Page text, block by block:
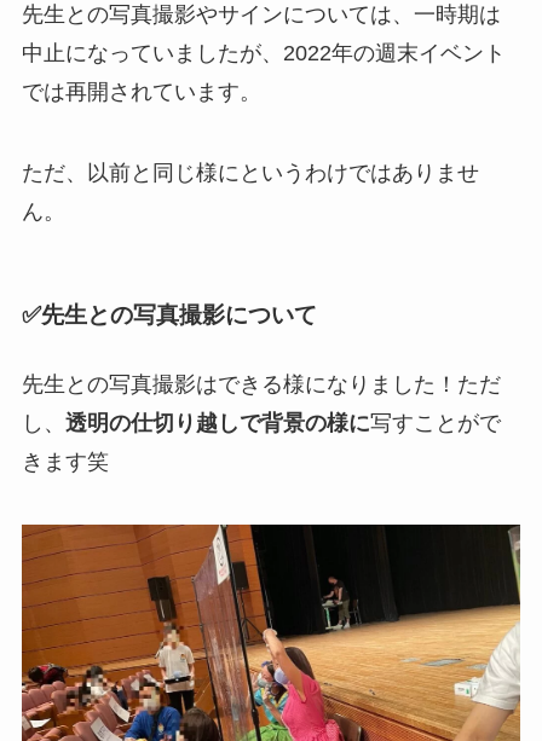
先生との写真撮影やサインについては、一時期は
中止になっていましたが、2022年の週末イベント
では再開されています。
ただ、以前と同じ様にというわけではありませ
ん。
✅先生との写真撮影について
先生との写真撮影はできる様になりました！ただ
し、 透明の仕切り越しで背景の様に写すことがで
きます笑